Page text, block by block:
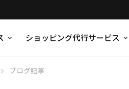
ショッピング代行サービス
ブログ記事